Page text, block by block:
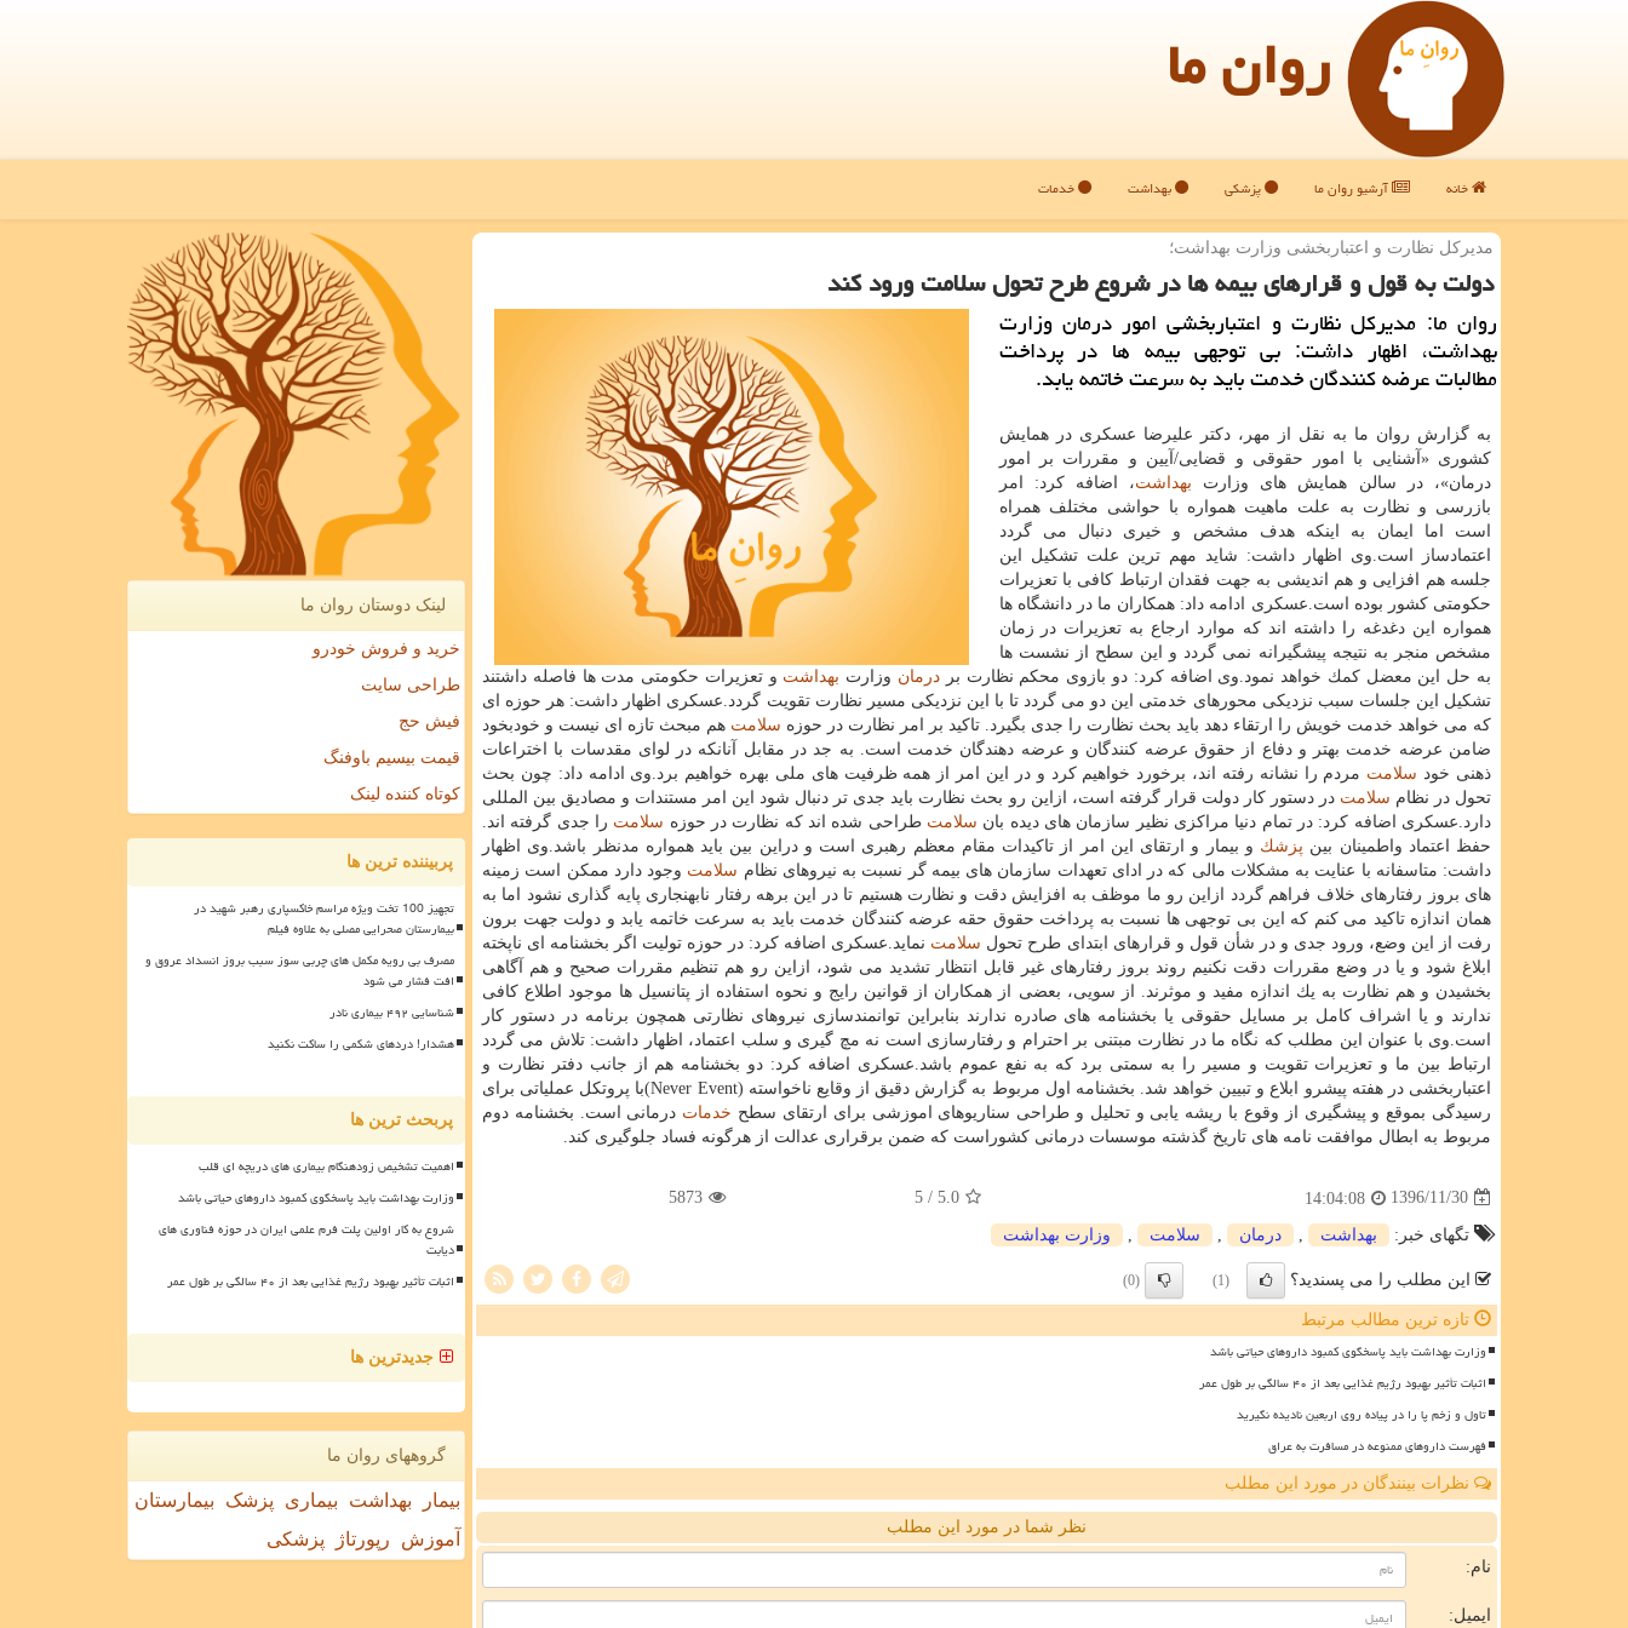
روان ما
خانه آرشیو روان ما پزشکی بهداشت خدمات
مدیركل نظارت و اعتباربخشی وزارت بهداشت؛
دولت به قول و قرارهای بیمه ها در شروع طرح تحول سلامت ورود كند
روان ما: مدیركل نظارت و اعتباربخشی امور درمان وزارت
بهداشت، اظهار داشت: بی توجهی بیمه ها در پرداخت
مطالبات عرضه كنندگان خدمت باید به سرعت خاتمه یابد.
به گزارش روان ما به نقل از مهر، دكتر علیرضا عسكری در همایش
كشوری «آشنایی با امور حقوقی و قضایی/آیین و مقررات بر امور
درمان»، در سالن همایش های وزارت بهداشت، اضافه كرد: امر
بازرسی و نظارت به علت ماهیت همواره با حواشی مختلف همراه
است اما ایمان به اینكه هدف مشخص و خیری دنبال می گردد
اعتمادساز است.وی اظهار داشت: شاید مهم ترین علت تشكیل این
جلسه هم افزایی و هم اندیشی به جهت فقدان ارتباط كافی با تعزیرات
حكومتی كشور بوده است.عسكری ادامه داد: همكاران ما در دانشگاه ها
همواره این دغدغه را داشته اند كه موارد ارجاع به تعزیرات در زمان
مشخص منجر به نتیجه پیشگیرانه نمی گردد و این سطح از نشست ها
به حل این معضل كمك خواهد نمود.وی اضافه كرد: دو بازوی محكم نظارت بر درمان وزارت بهداشت و تعزیرات حكومتی مدت ها فاصله داشتند
تشكیل این جلسات سبب نزدیكی محورهای خدمتی این دو می گردد تا با این نزدیكی مسیر نظارت تقویت گردد.عسكری اظهار داشت: هر حوزه ای
كه می خواهد خدمت خویش را ارتقاء دهد باید بحث نظارت را جدی بگیرد. تاكید بر امر نظارت در حوزه سلامت هم مبحث تازه ای نیست و خودبخود
ضامن عرضه خدمت بهتر و دفاع از حقوق عرضه كنندگان و عرضه دهندگان خدمت است. به جد در مقابل آنانكه در لوای مقدسات با اختراعات
ذهنی خود سلامت مردم را نشانه رفته اند، برخورد خواهیم كرد و در این امر از همه ظرفیت های ملی بهره خواهیم برد.وی ادامه داد: چون بحث
تحول در نظام سلامت در دستور كار دولت قرار گرفته است، ازاین رو بحث نظارت باید جدی تر دنبال شود این امر مستندات و مصادیق بین المللی
دارد.عسكری اضافه كرد: در تمام دنیا مراكزی نظیر سازمان های دیده بان سلامت طراحی شده اند كه نظارت در حوزه سلامت را جدی گرفته اند.
حفظ اعتماد واطمینان بین پزشك و بیمار و ارتقای این امر از تاكیدات مقام معظم رهبری است و دراین بین باید همواره مدنظر باشد.وی اظهار
داشت: متاسفانه با عنایت به مشكلات مالی كه در ادای تعهدات سازمان های بیمه گر نسبت به نیروهای نظام سلامت وجود دارد ممكن است زمینه
های بروز رفتارهای خلاف فراهم گردد ازاین رو ما موظف به افزایش دقت و نظارت هستیم تا در این برهه رفتار نابهنجاری پایه گذاری نشود اما به
همان اندازه تاكید می كنم كه این بی توجهی ها نسبت به پرداخت حقوق حقه عرضه كنندگان خدمت باید به سرعت خاتمه یابد و دولت جهت برون
رفت از این وضع، ورود جدی و در شأن قول و قرارهای ابتدای طرح تحول سلامت نماید.عسكری اضافه كرد: در حوزه تولیت اگر بخشنامه ای ناپخته
ابلاغ شود و یا در وضع مقررات دقت نكنیم روند بروز رفتارهای غیر قابل انتظار تشدید می شود، ازاین رو هم تنظیم مقررات صحیح و هم آگاهی
بخشیدن و هم نظارت به یك اندازه مفید و موثرند. از سویی، بعضی از همكاران از قوانین رایج و نحوه استفاده از پتانسیل ها موجود اطلاع كافی
ندارند و یا اشراف كامل بر مسایل حقوقی یا بخشنامه های صادره ندارند بنابراین توانمندسازی نیروهای نظارتی همچون برنامه در دستور كار
است.وی با عنوان این مطلب كه نگاه ما در نظارت مبتنی بر احترام و رفتارسازی است نه مچ گیری و سلب اعتماد، اظهار داشت: تلاش می گردد
ارتباط بین ما و تعزیرات تقویت و مسیر را به سمتی برد كه به نفع عموم باشد.عسكری اضافه كرد: دو بخشنامه هم از جانب دفتر نظارت و
اعتباربخشی در هفته پیشرو ابلاع و تبیین خواهد شد. بخشنامه اول مربوط به گزارش دقیق از وقایع ناخواسته (Never Event)با پروتكل عملیاتی برای
رسیدگی بموقع و پیشگیری از وقوع با ریشه یابی و تحلیل و طراحی سناریوهای اموزشی برای ارتقای سطح خدمات درمانی است. بخشنامه دوم
مربوط به ابطال موافقت نامه های تاریخ گذشته موسسات درمانی كشوراست كه ضمن برقراری عدالت از هرگونه فساد جلوگیری كند.
1396/11/30
14:04:08
5.0
/ 5
5873
تگهای خبر: بهداشت درمان سلامت وزارت بهداشت
این مطلب را می پسندید؟ (1)
(0)
تازه ترین مطالب مرتبط
وزارت بهداشت باید پاسخگوی کمبود داروهای حیاتی باشد
اثبات تأثیر بهبود رژیم غذایی بعد از ۴۰ سالگی بر طول عمر
تاول و زخم پا را در پیاده روی اربعین نادیده نگیرید
فهرست داروهای ممنوعه در مسافرت به عراق
نظرات بینندگان در مورد این مطلب
نظر شما در مورد این مطلب
نام:
ایمیل:
لینک دوستان روان ما
خرید و فروش خودرو
طراحی سایت
فیش حج
قیمت بیسیم باوفنگ
کوتاه کننده لینک
پربیننده ترین ها
تجهیز 100 تخت ویژه مراسم خاکسپاری رهبر شهید در
بیمارستان صحرایی مصلی به علاوه فیلم
مصرف بی رویه مکمل های چربی سوز سبب بروز انسداد عروق و
افت فشار می شود
شناسایی ۴۹۲ بیماری نادر
هشدار! دردهای شکمی را ساکت نکنید
پربحث ترین ها
اهمیت تشخیص زودهنگام بیماری های دریچه ای قلب
وزارت بهداشت باید پاسخگوی کمبود داروهای حیاتی باشد
شروع به کار اولین پلت فرم علمی ایران در حوزه فناوری های
دیابت
اثبات تأثیر بهبود رژیم غذایی بعد از ۴۰ سالگی بر طول عمر
جدیدترین ها
گروههای روان ما
بیمار بهداشت بیماری پزشک
بیمارستان
آموزش
رپورتاژ پزشکی